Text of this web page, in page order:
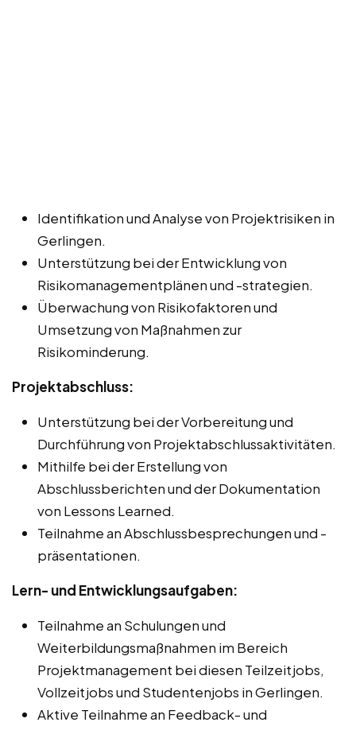
Identifikation und Analyse von Projektrisiken in
Gerlingen.
Unterstützung bei der Entwicklung von
Risikomanagementplänen und -strategien.
Überwachung von Risikofaktoren und
Umsetzung von Maßnahmen zur
Risikominderung.
Projektabschluss:
Unterstützung bei der Vorbereitung und
Durchführung von Projektabschlussaktivitäten.
Mithilfe bei der Erstellung von
Abschlussberichten und der Dokumentation
von Lessons Learned.
Teilnahme an Abschlussbesprechungen und -
präsentationen.
Lern- und Entwicklungsaufgaben:
Teilnahme an Schulungen und
Weiterbildungsmaßnahmen im Bereich
Projektmanagement bei diesen Teilzeitjobs,
Vollzeitjobs und Studentenjobs in Gerlingen.
Aktive Teilnahme an Feedback- und